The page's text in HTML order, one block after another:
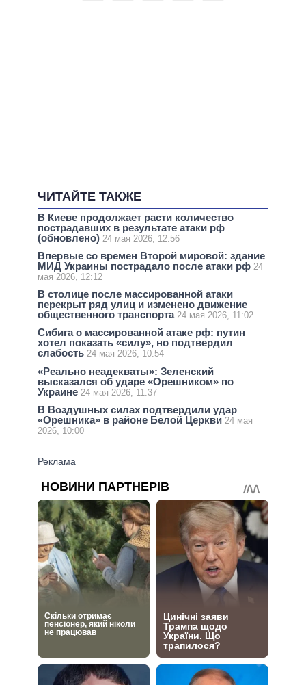
ЧИТАЙТЕ ТАКЖЕ
В Киеве продолжает расти количество
пострадавших в результате атаки рф
(обновлено) 24 мая 2026, 12:56
Впервые со времен Второй мировой: здание
МИД Украины пострадало после атаки рф 24
мая 2026, 12:12
В столице после массированной атаки
перекрыт ряд улиц и изменено движение
общественного транспорта 24 мая 2026, 11:02
Сибига о массированной атаке рф: путин
хотел показать «силу», но подтвердил
слабость 24 мая 2026, 10:54
«Реально неадекваты»: Зеленский
высказался об ударе «Орешником» по
Украине 24 мая 2026, 11:37
В Воздушных силах подтвердили удар
«Орешника» в районе Белой Церкви 24 мая
2026, 10:00